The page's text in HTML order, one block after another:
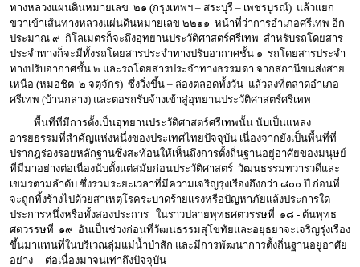
ทางหลวงแผ่นดินหมายเลข ๒๑ (กรุงเทพฯ – สระบุรี – เพชรบูรณ์) แล้วแยก
ขวาเข้าเส้นทางหลวงแผ่นดินหมายเลข ๒๒๑๑ หน้าที่ว่าการอำเภอศรีเทพ อีก
ประมาณ ๙ กิโลเมตรก็จะถึงอุทยานประวัติศาสตร์ศรีเทพ สำหรับรถโดยสาร
ประจำทางก็จะมีทั้งรถโดยสารประจำทางปรับอากาศชั้น ๑ รถโดยสารประจำ
ทางปรับอากาศชั้น ๒ และรถโดยสารประจำทางธรรมดา จากสถานีขนส่งสาย
เหนือ (หมอชิต ๒ จตุจักร) ซึ่งวิ่งขึ้น – ล่องตลอดทั้งวัน แล้วลงที่ตลาดอำเภอ
ศรีเทพ (บ้านกลาง) และต่อรถรับจ้างเข้าสู่อุทยานประวัติศาสตร์ศรีเทพ
พื้นที่ที่มีการตั้งเป็นอุทยานประวัติศาสตร์ศรีเทพนั้น นับเป็นแหล่ง
อารยธรรมที่สำคัญแห่งหนึ่งของประเทศไทยปัจจุบัน เนื่องจากยังเป็นพื้นที่ที่
ปรากฎร่องรอยหลักฐานซึ่งสะท้อนให้เห็นถึงการตั้งถิ่นฐานอยู่อาศัยของมนุษย์
ที่มีมาอย่างต่อเนื่องนับตั้งแต่สมัยก่อนประวัติศาสตร์ วัฒนธรรมทวารวดีและ
เขมรตามลำดับ ซึ่งรวมระยะเวลาที่มีความเจริญรุ่งเรืองถึงกว่า ๘๐๐ ปี ก่อนที่
จะถูกทิ้งร้างไปด้วยสาเหตุโรคระบาดร้ายแรงหรือปัญหาภัยแล้งประการใด
ประการหนึ่งหรือทั้งสองประการ ในราวปลายพุทธศตวรรษที่ ๑๘ - ต้นพุทธ
ศตวรรษที่ ๑๙ อันเป็นช่วงก่อนที่วัฒนธรรมสุโขทัยและอยุธยาจะเจริญรุ่งเรือง
ขึ้นมาแทนที่ในบริเวณลุ่มแม่น้ำป่าสัก และมีการพัฒนาการตั้งถิ่นฐานอยู่อาศัย
อย่าง ต่อเนื่องมาจนเท่าถึงปัจจุบัน